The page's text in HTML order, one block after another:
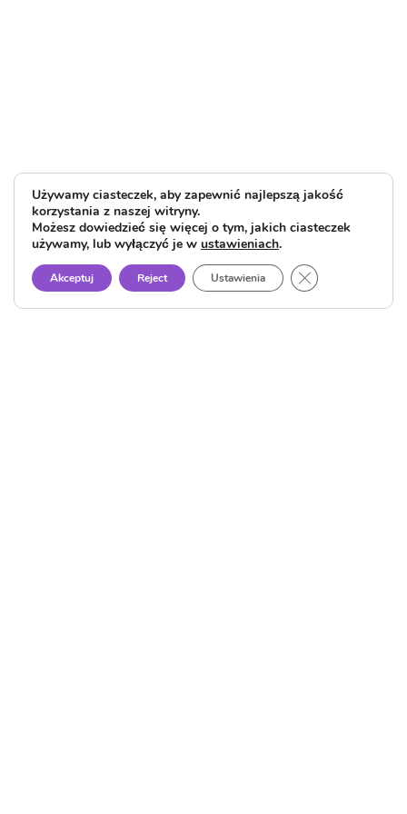
Używamy ciasteczek, aby zapewnić najlepszą jakość
korzystania z naszej witryny.
Możesz dowiedzieć się więcej o tym, jakich ciasteczek
używamy, lub wyłączyć je w ustawieniach.
Akceptuj Reject Ustawienia Close GDPR